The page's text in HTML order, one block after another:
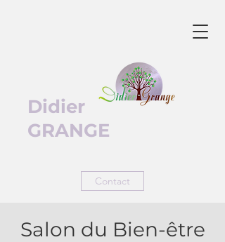
Didier
GRANGE
Contact
Salon du Bien-être